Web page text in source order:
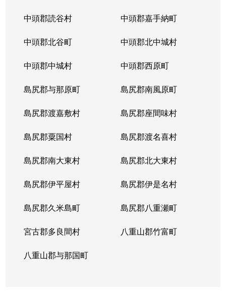
中頭郡読谷村 中頭郡嘉手納町
中頭郡北谷町 中頭郡北中城村
中頭郡中城村 中頭郡西原町
島尻郡与那原町 島尻郡南風原町
島尻郡渡嘉敷村 島尻郡座間味村
島尻郡粟国村 島尻郡渡名喜村
島尻郡南大東村 島尻郡北大東村
島尻郡伊平屋村 島尻郡伊是名村
島尻郡久米島町 島尻郡八重瀬町
宮古郡多良間村 八重山郡竹富町
八重山郡与那国町